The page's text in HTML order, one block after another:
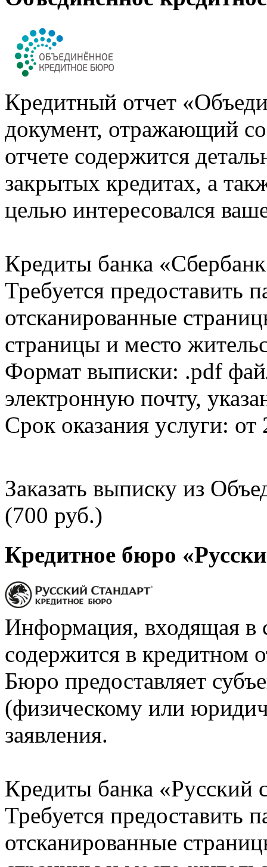
Кредитный отчет
документ, отражающий
отчете содержится
закрытых кредитах, а
целью интересовался
Кредиты банка
Требуется предоставить
отсканированные
страницы и место
Формат выписки: .pdf
электронную почту,
Срок оказания услуги: от
Заказать выписку из
(700 руб.)
Кредитное бюро
Информация, входящая в
содержится в кредитном
Бюро предоставляет
(физическому или
заявления.
Кредиты банка «Русский
Требуется предоставить
отсканированные